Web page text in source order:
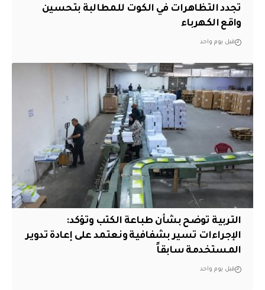
تجدد التظاهرات في الكوت للمطالبة بتحسين
واقع الكهرباء
قبل يوم واحد
التربية توضح بشأن طباعة الكتب وتؤكد:
الإجراءات تسير بشفافية ونعتمد على إعادة تدوير
المستخدمة سابقاً
قبل يوم واحد